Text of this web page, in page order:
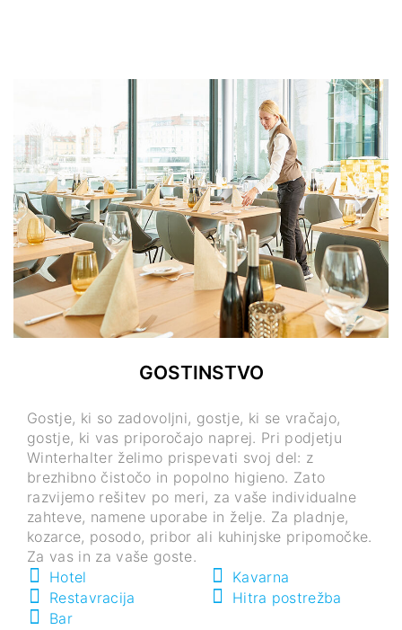
GOSTINSTVO
Gostje, ki so zadovoljni, gostje, ki se vračajo,
gostje, ki vas priporočajo naprej. Pri podjetju
Winterhalter želimo prispevati svoj del: z
brezhibno čistočo in popolno higieno. Zato
razvijemo rešitev po meri, za vaše individualne
zahteve, namene uporabe in želje. Za pladnje,
kozarce, posodo, pribor ali kuhinjske pripomočke.
Za vas in za vaše goste.
Hotel
Restavracija
Bar
Kavarna
Hitra postrežba